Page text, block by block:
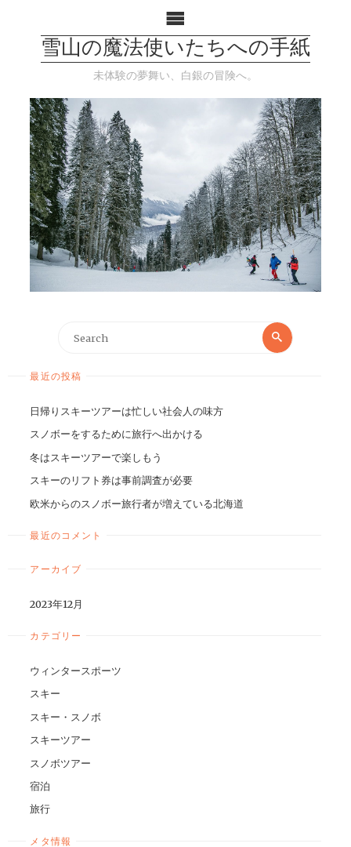
雪山の魔法使いたちへの手紙
未体験の夢舞い、白銀の冒険へ。
最近の投稿
日帰りスキーツアーは忙しい社会人の味方
スノボーをするために旅行へ出かける
冬はスキーツアーで楽しもう
スキーのリフト券は事前調査が必要
欧米からのスノボー旅行者が増えている北海道
最近のコメント
アーカイブ
2023年12月
カテゴリー
ウィンタースポーツ
スキー
スキー・スノボ
スキーツアー
スノボツアー
宿泊
旅行
メタ情報